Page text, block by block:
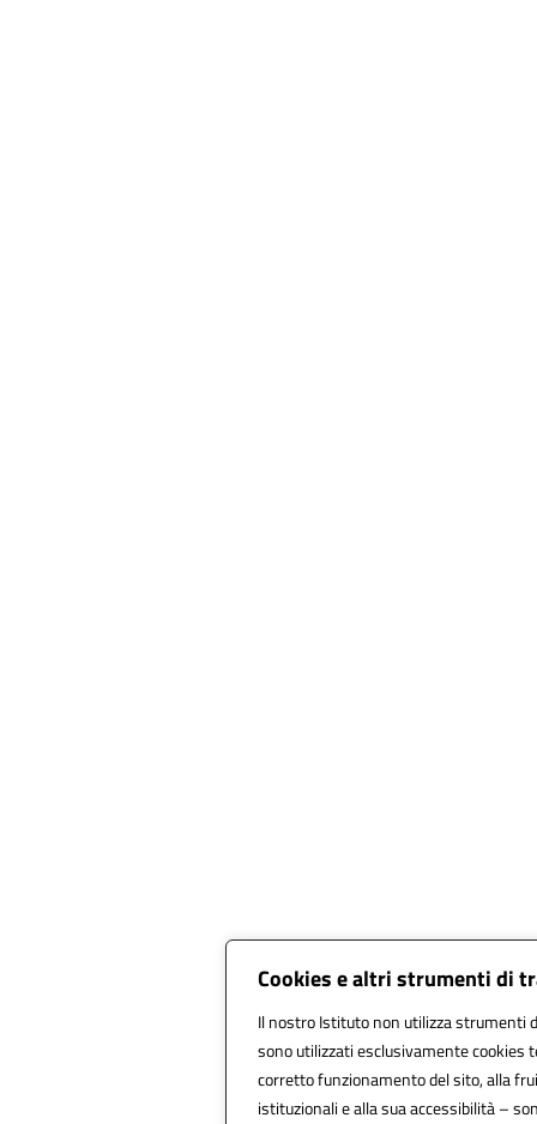
Cookies e altri strumenti di
Il nostro Istituto non utilizza strumenti
sono utilizzati esclusivamente cookies
corretto funzionamento del sito, alla
istituzionali e alla sua accessibilità –